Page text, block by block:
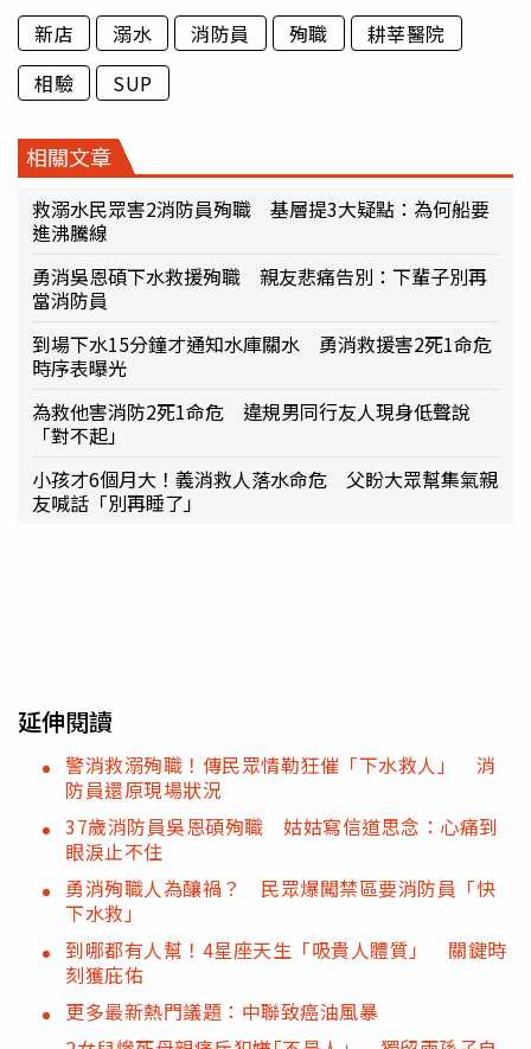
新店 溺水 消防員 殉職
耕莘醫院
相驗
SUP
相關文章
救溺水民眾害2消防員殉職 基層提3大疑點：為何船要
進沸騰線
勇消吳恩碩下水救援殉職 親友悲痛告別：下輩子別再
當消防員
到場下水15分鐘才通知水庫關水 勇消救援害2死1命危
時序表曝光
為救他害消防2死1命危 違規男同行友人現身低聲說
「對不起」
小孩才6個月大！義消救人落水命危 父盼大眾幫集氣親
友喊話「別再睡了」
延伸閱讀
警消救溺殉職！傳民眾情勒狂催「下水救人」 消
防員還原現場狀況
37歲消防員吳恩碩殉職 姑姑寫信道思念：心痛到
眼淚止不住
勇消殉職人為釀禍？ 民眾爆闖禁區要消防員「快
下水救」
到哪都有人幫！4星座天生「吸貴人體質」 關鍵時
刻獲庇佑
更多最新熱門議題：中聯致癌油風暴